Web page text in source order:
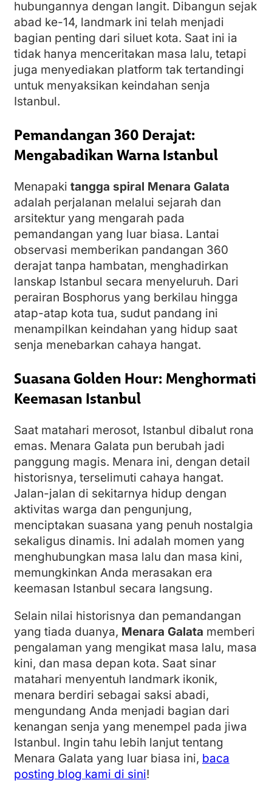
hubungannya dengan langit. Dibangun sejak
abad ke-14, landmark ini telah menjadi
bagian penting dari siluet kota. Saat ini ia
tidak hanya menceritakan masa lalu, tetapi
juga menyediakan platform tak tertandingi
untuk menyaksikan keindahan senja
Istanbul.
Pemandangan 360 Derajat:
Mengabadikan Warna Istanbul
Menapaki tangga spiral Menara Galata
adalah perjalanan melalui sejarah dan
arsitektur yang mengarah pada
pemandangan yang luar biasa. Lantai
observasi memberikan pandangan 360
derajat tanpa hambatan, menghadirkan
lanskap Istanbul secara menyeluruh. Dari
perairan Bosphorus yang berkilau hingga
atap-atap kota tua, sudut pandang ini
menampilkan keindahan yang hidup saat
senja menebarkan cahaya hangat.
Suasana Golden Hour: Menghormati
Keemasan Istanbul
Saat matahari merosot, Istanbul dibalut rona
emas. Menara Galata pun berubah jadi
panggung magis. Menara ini, dengan detail
historisnya, terselimuti cahaya hangat.
Jalan-jalan di sekitarnya hidup dengan
aktivitas warga dan pengunjung,
menciptakan suasana yang penuh nostalgia
sekaligus dinamis. Ini adalah momen yang
menghubungkan masa lalu dan masa kini,
memungkinkan Anda merasakan era
keemasan Istanbul secara langsung.
Selain nilai historisnya dan pemandangan
yang tiada duanya, Menara Galata memberi
pengalaman yang mengikat masa lalu, masa
kini, dan masa depan kota. Saat sinar
matahari menyentuh landmark ikonik,
menara berdiri sebagai saksi abadi,
mengundang Anda menjadi bagian dari
kenangan senja yang menempel pada jiwa
Istanbul. Ingin tahu lebih lanjut tentang
Menara Galata yang luar biasa ini, baca
posting blog kami di sini!